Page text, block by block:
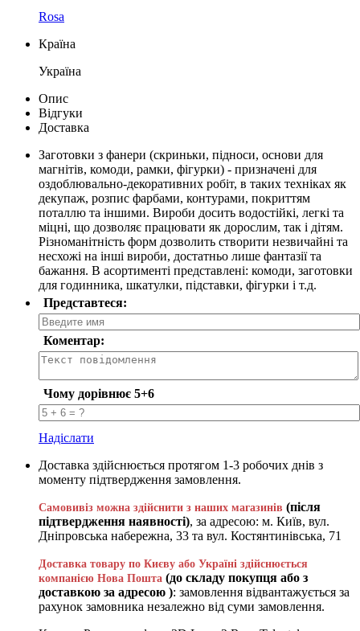
Rosa
Країна
Україна
Опис
Відгуки
Доставка
Заготовки з фанери (скриньки, підноси, основи для
магнітів, комоди, рамки, фігурки) - призначені для
оздоблювально-декоративних робіт, в таких техніках як
декупаж, розпис фарбами, контурами, покриттям
поталлю та іншими. Вироби досить водостійкі, легкі та
міцні, що дозволяє працювати як дорослим, так і дітям.
Різноманітність форм дозволить створити незвичайні та
несхожі на інші вироби, достатньо лише фантазії та
бажання. В асортименті представлені: комоди, заготовки
для годинника, шкатулки, підставки, фігурки і т.д.
Представтеся:
Коментар:
Чому дорівнює 5+6
Надіслати
Доставка здійснюється протягом 1-3 робочих днів з
моменту підтвердження замовлення.
Самовивіз можна здійснити з наших магазинів (після
підтвердження наявності), за адресою: м. Київ, вул.
Дніпровська набережна, 33 та вул. Костянтинівська, 71
Доставка товару по Києву або Україні здійснюється
компанією Нова Пошта (до складу покупця або з
доставкою за адресою ): замовлення відвантажується за
рахунок замовника незалежно від суми замовлення.